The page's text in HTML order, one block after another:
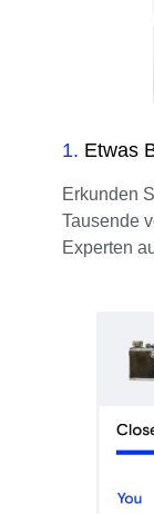
1. Etwas
Erkunden
Tausende
Experten